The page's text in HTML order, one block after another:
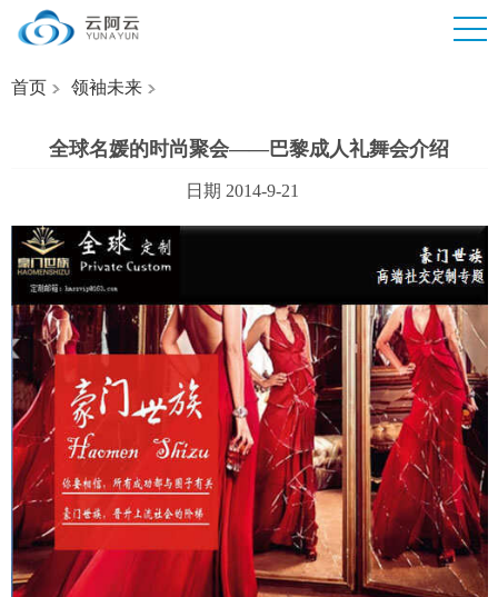
首页 领袖未来
全球名媛的时尚聚会——巴黎成人礼舞会介绍
日期 2014-9-21